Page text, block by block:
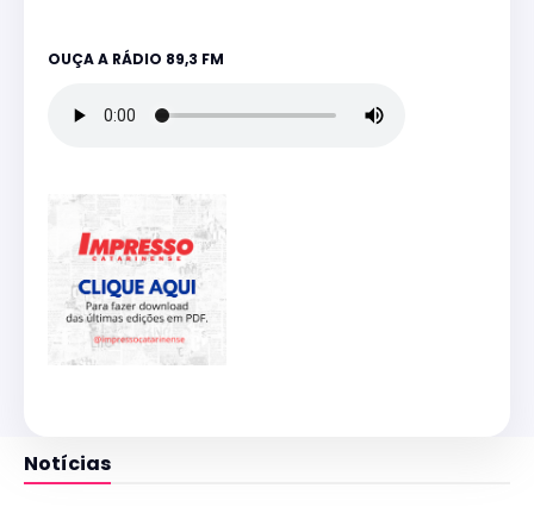
OUÇA A RÁDIO 89,3 FM
Notícias